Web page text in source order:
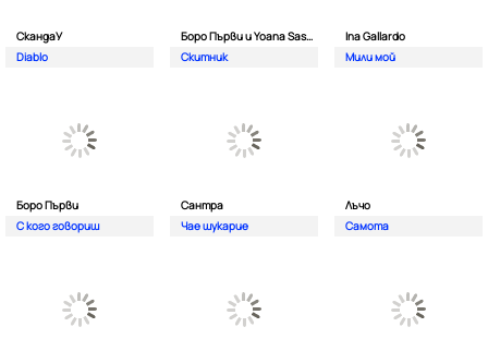
СкандаУ
Diablo
Боро Първи и Yoana Sashova
Скитник
Ina Gallardo
Мили мой
Боро Първи
С кого говориш
Сантра
Чае шукарие
Лъчо
Самота